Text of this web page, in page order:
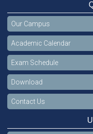
Congratulations and
New Leaders
Orientation Program
May 17, 2026
Department of Public
Jun 3, 2026
Our Campus
Academic Calendar
Exam Schedule
Download
Contact Us